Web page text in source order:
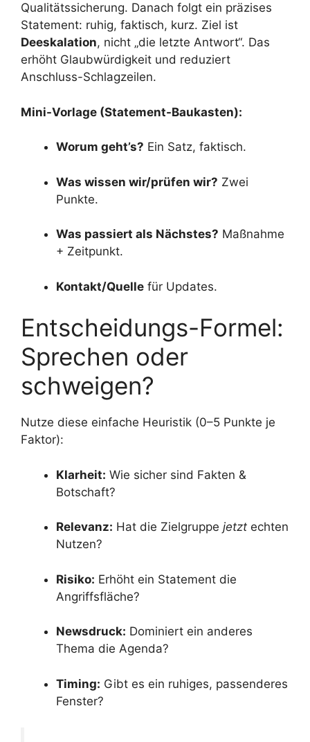
Qualitätssicherung. Danach folgt ein präzises
Statement: ruhig, faktisch, kurz. Ziel ist
Deeskalation, nicht „die letzte Antwort“. Das
erhöht Glaubwürdigkeit und reduziert
Anschluss-Schlagzeilen.
Mini-Vorlage (Statement-Baukasten):
Worum geht’s? Ein Satz, faktisch.
Was wissen wir/prüfen wir? Zwei
Punkte.
Was passiert als Nächstes? Maßnahme
+ Zeitpunkt.
Kontakt/Quelle für Updates.
Entscheidungs-Formel:
Sprechen oder
schweigen?
Nutze diese einfache Heuristik (0–5 Punkte je
Faktor):
Klarheit: Wie sicher sind Fakten &
Botschaft?
Relevanz: Hat die Zielgruppe jetzt echten
Nutzen?
Risiko: Erhöht ein Statement die
Angriffsfläche?
Newsdruck: Dominiert ein anderes
Thema die Agenda?
Timing: Gibt es ein ruhiges, passenderes
Fenster?